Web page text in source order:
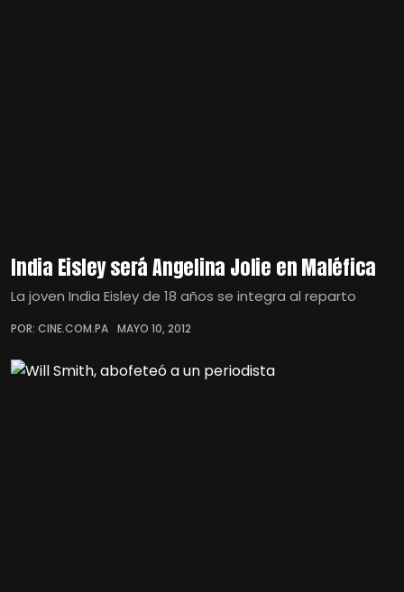
India Eisley será Angelina Jolie en Maléfica
La joven India Eisley de 18 años se integra al reparto
POR: CINE.COM.PA MAYO 10, 2012